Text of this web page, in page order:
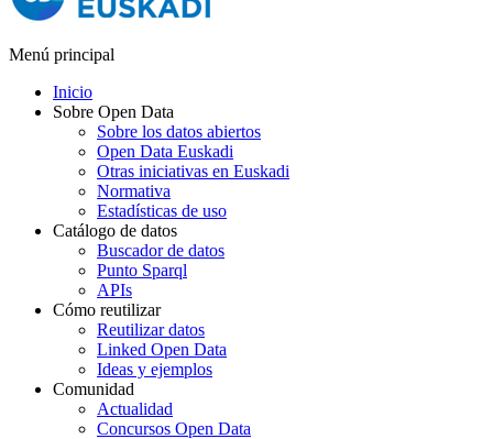
Menú principal
Inicio
Sobre Open Data
Sobre los datos abiertos
Open Data Euskadi
Otras iniciativas en Euskadi
Normativa
Estadísticas de uso
Catálogo de datos
Buscador de datos
Punto Sparql
APIs
Cómo reutilizar
Reutilizar datos
Linked Open Data
Ideas y ejemplos
Comunidad
Actualidad
Concursos Open Data